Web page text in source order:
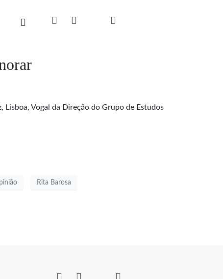
Vogal da Direção do Grupo de Estudos
Rita Barosa